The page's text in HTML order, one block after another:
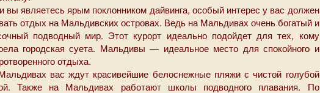
вы являетесь ярым поклонником дайвинга, особый интерес у вас должен
отдых на Мальдивских островах. Ведь на Мальдивах очень богатый и
подводный мир. Этот курорт идеально подойдет для тех, кому
городская суета. Мальдивы — идеальное место для спокойного и
отдыха.
вас ждут красивейшие белоснежные пляжи с чистой голубой
Также на Мальдивах работают школы подводного плавания. По